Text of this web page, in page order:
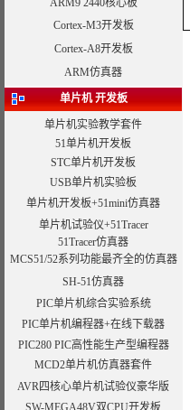
ARM9 2440核心板
Cortex-M3开发板
Cortex-A8开发板
ARM仿真器
单片机 开发板
单片机实验教学套件
51单片机开发板
STC单片机开发板
USB单片机实验板
单片机开发板+51mini仿真器
单片机试验仪+51Tracer
51Tracer仿真器
MCS51/52系列功能最齐全的仿真器
SH-51仿真器
PIC单片机综合实验系统
PIC单片机编程器+在线下载器
PIC280 PIC高性能生产型编程器
MCD2单片机仿真器套件
AVR四核心单片机试验仪豪华版
SW-MEGA48V双CPU开发板